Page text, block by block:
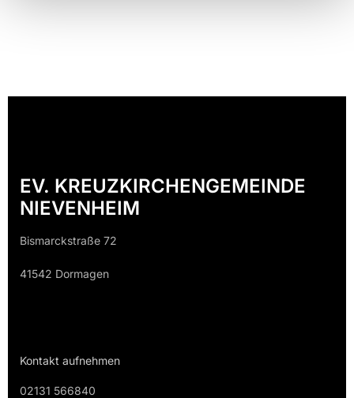
EV. KREUZKIRCHENGEMEINDE
NIEVENHEIM
Bismarckstraße 72
41542 Dormagen
Kontakt aufnehmen
02131 566840